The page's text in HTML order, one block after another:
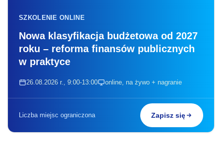
SZKOLENIE ONLINE
Nowa klasyfikacja budżetowa od 2027
roku – reforma finansów publicznych
w praktyce
26.08.2026 r., 9:00-13:00 online, na żywo + nagranie
Liczba miejsc ograniczona Zapisz się